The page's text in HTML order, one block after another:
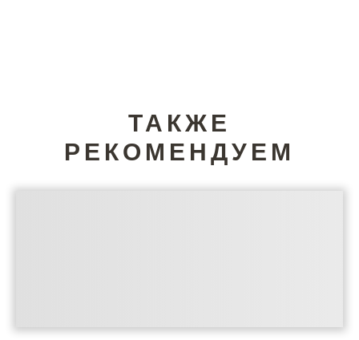
ТАКЖЕ
РЕКОМЕНДУЕМ